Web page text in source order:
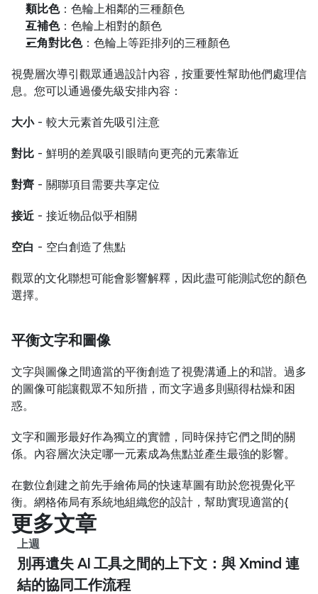
類比色：色輪上相鄰的三種顏色
互補色：色輪上相對的顏色
三角對比色：色輪上等距排列的三種顏色
視覺層次導引觀眾通過設計內容，按重要性幫助他們處理信
息。您可以通過優先級安排內容：
大小 - 較大元素首先吸引注意
對比 - 鮮明的差異吸引眼睛向更亮的元素靠近
對齊 - 關聯項目需要共享定位
接近 - 接近物品似乎相關
空白 - 空白創造了焦點
觀眾的文化聯想可能會影響解釋，因此盡可能測試您的顏色
選擇。
平衡文字和圖像
文字與圖像之間適當的平衡創造了視覺溝通上的和諧。過多
的圖像可能讓觀眾不知所措，而文字過多則顯得枯燥和困
惑。
文字和圖形最好作為獨立的實體，同時保持它們之間的關
係。內容層次決定哪一元素成為焦點並產生最強的影響。
在數位創建之前先手繪佈局的快速草圖有助於您視覺化平
衡。網格佈局有系統地組織您的設計，幫助實現適當的{
更多文章
上週
別再遺失 AI 工具之間的上下文：與 Xmind 連
結的協同工作流程